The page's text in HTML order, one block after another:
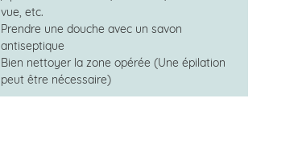
vue, etc.
Prendre une douche avec un savon
antiseptique
Bien nettoyer la zone opérée (Une épilation
peut être nécessaire)